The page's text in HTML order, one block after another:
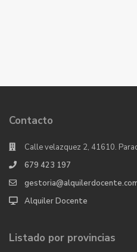
Contacto
Calle velazquez 2, 41610.
679 423 197
Alquiler Docente
Listado por provincias